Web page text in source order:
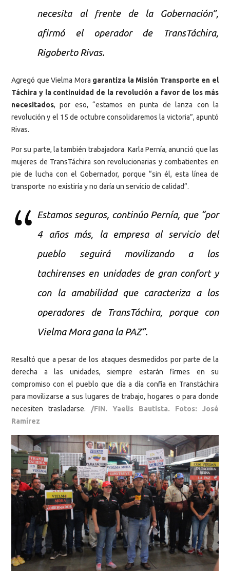
necesita al frente de la Gobernación”,
afirmó el operador de TransTáchira,
Rigoberto Rivas.
Agregó que Vielma Mora garantiza la Misión Transporte en el
Táchira y la continuidad de la revolución a favor de los más
necesitados, por eso, “estamos en punta de lanza con la
revolución y el 15 de octubre consolidaremos la victoria”, apuntó
Rivas.
Por su parte, la también trabajadora Karla Pernía, anunció que las
mujeres de TransTáchira son revolucionarias y combatientes en
pie de lucha con el Gobernador, porque “sin él, esta línea de
transporte no existiría y no daría un servicio de calidad”.
Estamos seguros, continúo Pernía, que “por
4 años más, la empresa al servicio del
pueblo seguirá movilizando a los
tachirenses en unidades de gran confort y
con la amabilidad que caracteriza a los
operadores de TransTáchira, porque con
Vielma Mora gana la PAZ”.
Resaltó que a pesar de los ataques desmedidos por parte de la
derecha a las unidades, siempre estarán firmes en su
compromiso con el pueblo que día a día confía en Transtáchira
para movilizarse a sus lugares de trabajo, hogares o para donde
necesiten trasladarse.
/FIN. Yaelis Bautista. Fotos: José
Ramírez